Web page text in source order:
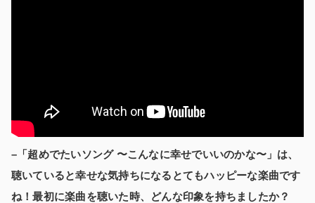
–「超めでたいソング 〜こんなに幸せでいいのかな〜」は、
聴いていると幸せな気持ちになるとてもハッピーな楽曲です
ね！最初に楽曲を聴いた時、どんな印象を持ちましたか？